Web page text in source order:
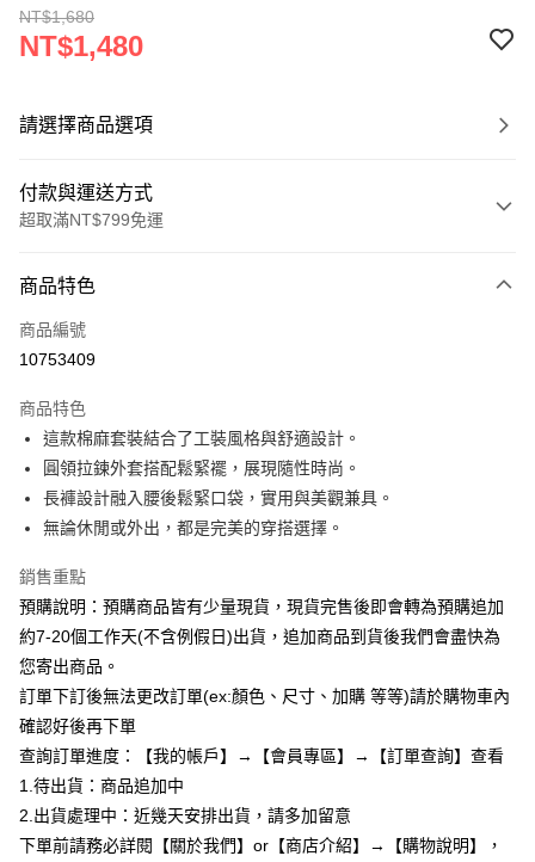
NT$1,680
NT$1,480
請選擇商品選項
付款與運送方式
超取滿NT$799免運
信用卡一次付款
超商取貨付款
Apple Pay
街口支付
悠遊付
Google Pay
全支付
【關於「AFTEE先享後付」】
AFTEE先享後付是「在收到商品之後才付款」的支付方式。 讓您購物簡單
便利好安心！
１．簡單：不需註冊會員、不需綁卡、不需儲值。
２．便利：只要手機號碼，簡訊認證，即可結帳。
３．安心：先確認商品／服務後，再付款。
ATM付款
運送方式
全家付款取貨
每筆NT$85，滿NT$799(含以上)免運費
商品特色
商品編號
10753409
商品特色
這款棉麻套裝結合了工裝風格與舒適設計。
圓領拉鍊外套搭配鬆緊襬，展現隨性時尚。
長褲設計融入腰後鬆緊口袋，實用與美觀兼具。
無論休閒或外出，都是完美的穿搭選擇。
銷售重點
預購說明：預購商品皆有少量現貨，現貨完售後即會轉為預購追加
約7-20個工作天(不含例假日)出貨，追加商品到貨後我們會盡快為
您寄出商品。
訂單下訂後無法更改訂單(ex:顏色、尺寸、加購 等等)請於購物車內
確認好後再下單
查詢訂單進度：【我的帳戶】→【會員專區】→【訂單查詢】查看
1.待出貨：商品追加中
2.出貨處理中：近幾天安排出貨，請多加留意
下單前請務必詳閱【關於我們】or【商店介紹】→【購物說明】，